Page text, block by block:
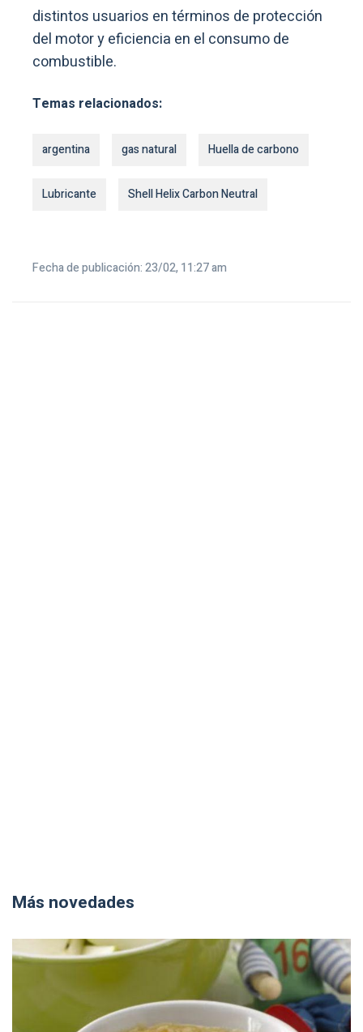
distintos usuarios en términos de protección
del motor y eficiencia en el consumo de
combustible.
Temas relacionados:
argentina gas natural Huella de carbono
Lubricante Shell Helix Carbon Neutral
Fecha de publicación: 23/02, 11:27 am
Más novedades